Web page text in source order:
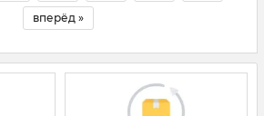
вперёд »